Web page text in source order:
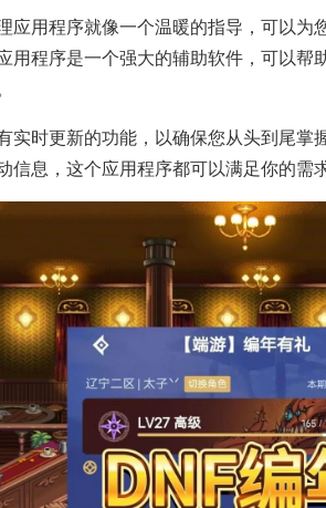
应用程序就像一个温暖的指导，可以为
用程序是一个强大的辅助软件，可以帮
实时更新的功能，以确保您从头到尾
息，这个应用程序都可以满足你的需求